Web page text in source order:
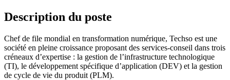
Description du poste
Chef de file mondial en transformation numérique, Techso est une
société en pleine croissance proposant des services-conseil dans trois
créneaux d’expertise : la gestion de l’infrastructure technologique
(TI), le développement spécifique d’application (DEV) et la gestion
de cycle de vie du produit (PLM).